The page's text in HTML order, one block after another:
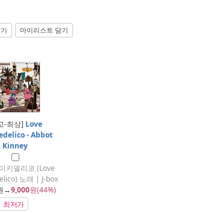
마이리스트 담기
-최상] Love
- Abbot
Kinney
키델리코 (Love
노래 | J-box
→9,000원(44%)
최저가